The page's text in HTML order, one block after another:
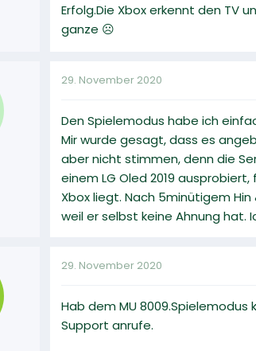
Erfolg.Die Xbox erkennt den TV
ganze ☹
29. November 2020
Den Spielemodus habe ich
Mir wurde gesagt, dass es
aber nicht stimmen, denn die
einem LG Oled 2019
Xbox liegt. Nach 5minütigem
weil er selbst keine Ahnung
29. November 2020
Hab dem MU
Support anrufe.